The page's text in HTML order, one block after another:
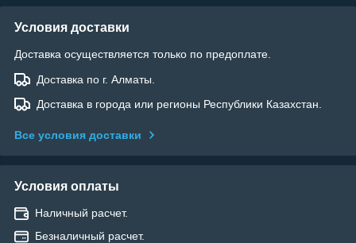
Условия доставки
Доставка осуществляется только по предоплате.
Доставка по г. Алматы.
Доставка в города или регионы Республики Казахстан.
Все условия доставки
Условия оплаты
Наличный расчет.
Безналичный расчет.